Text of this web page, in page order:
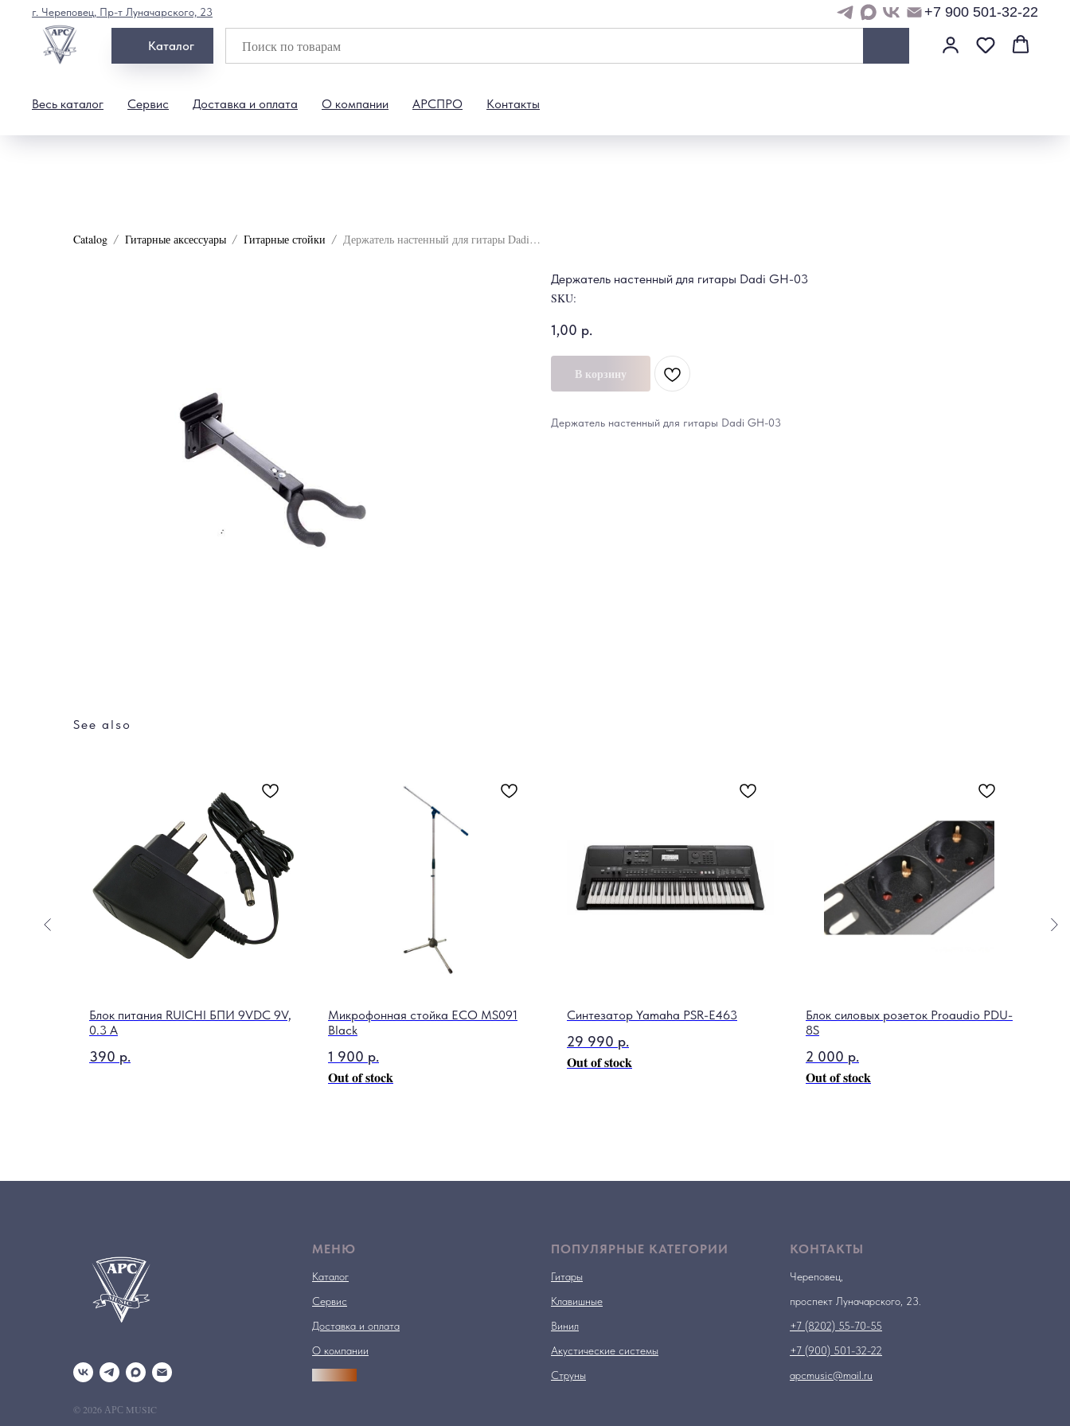
Каталог
Весь каталог Сервис Доставка и оплата О компании АРСПРО Контакты
г. Череповец, Пр-т Луначарского, 23 +7 900 501-32-22
Catalog Гитарные аксессуары Гитарные стойки Держатель настенный для гитары Dadi GH-03
Держатель настенный для гитары Dadi GH-03
SKU:
1,00 р.
В корзину
Держатель настенный для гитары Dadi GH-03
See also
Блок питания RUICHI БПИ 9VDC 9V,
0.3 A
390 р.
Микрофонная стойка ECO MS091
Black
1 900 р.
Out of stock
Синтезатор Yamaha PSR-E463
29 990 р.
Out of stock
Блок силовых розеток Proaudio PDU-
8S
2 000 р.
Out of stock
© 2026 АРС MUSIC
МЕНЮ
Каталог
Сервис
Доставка и оплата
О компании
ПОПУЛЯРНЫЕ КАТЕГОРИИ
Гитары
Клавишные
Винил
Акустические системы
Струны
КОНТАКТЫ
Череповец,
проспект Луначарского, 23.
+7 (8202) 55-70-55
+7 (900) 501-32-22
apcmusic@mail.ru